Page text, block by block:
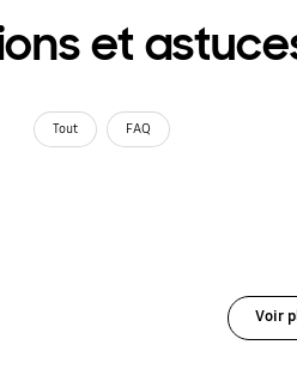
et
Tout FAQ
Voir